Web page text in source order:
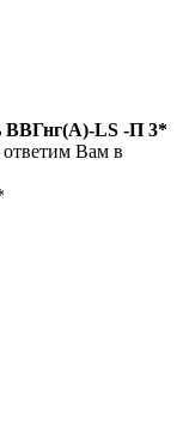
ВВГнг(А)-LS -П 3*
Вам в